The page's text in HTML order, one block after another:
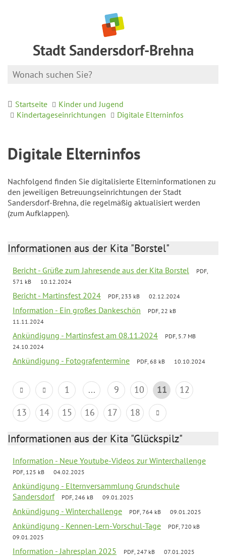
Stadt Sandersdorf-Brehna
Startseite
Kinder und Jugend
Kindertageseinrichtungen
Digitale Elterninfos
Digitale Elterninfos
Nachfolgend finden Sie digitalisierte Elterninformationen zu
den jeweiligen Betreuungseinrichtungen der Stadt
Sandersdorf-Brehna, die regelmäßig aktualisiert werden
(zum Aufklappen).
Informationen aus der Kita "Borstel"
Bericht - Grüße zum Jahresende aus der Kita Borstel
PDF,
571 kB
10.12.2024
Bericht - Martinsfest 2024 PDF, 233 kB 02.12.2024
Information - Ein großes Dankeschön
PDF, 22 kB
11.11.2024
Ankündigung - Martinsfest am 08.11.2024
PDF, 5.7 MB
24.10.2024
Ankündigung - Fotografentermine PDF, 68 kB 10.10.2024
1 ... 9 10 11
12
13
14 15 16 17 18
Informationen aus der Kita "Glückspilz"
Information - Neue Youtube-Videos zur Winterchallenge
PDF, 125 kB 04.02.2025
Ankündigung - Elternversammlung Grundschule
Sandersdorf
PDF, 246 kB 09.01.2025
Ankündigung - Winterchallenge PDF, 764 kB 09.01.2025
Ankündigung - Kennen-Lern-Vorschul-Tage
PDF, 720 kB
09.01.2025
Information - Jahresplan 2025 PDF, 247 kB 07.01.2025